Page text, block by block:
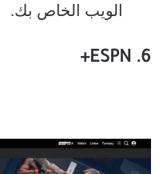
الويب الخاص بك.
6. ESPN
+